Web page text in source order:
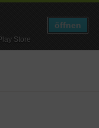
Store
öffnen